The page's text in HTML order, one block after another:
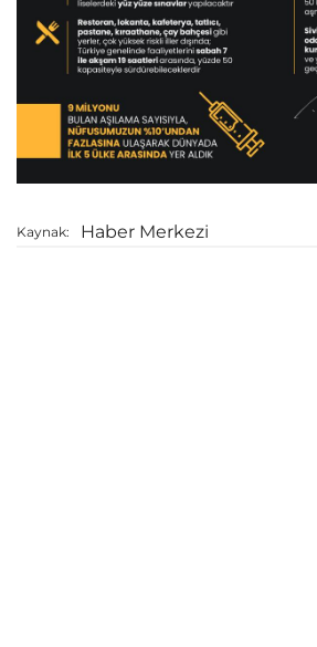
Kaynak: Haber Merkezi